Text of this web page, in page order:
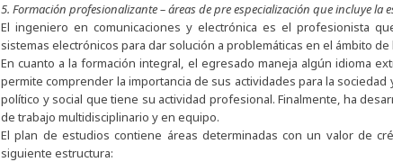
5. Formación profesionalizante – áreas de pre especialización que incluye la
El ingeniero en comunicaciones y electrónica es el profesionista
sistemas electrónicos para dar solución a problemáticas en el ámbito
En cuanto a la formación integral, el egresado maneja algún idioma
permite comprender la importancia de sus actividades para la
político y social que tiene su actividad profesional. Finalmente, ha
de trabajo multidisciplinario y en equipo.
El plan de estudios contiene áreas determinadas con un valor de
siguiente estructura: